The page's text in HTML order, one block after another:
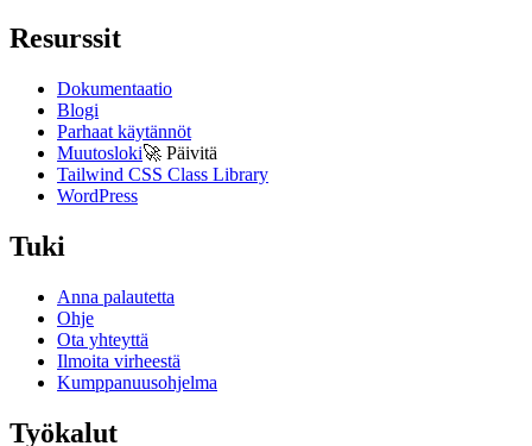
Resurssit
Dokumentaatio
Blogi
Parhaat käytännöt
Muutosloki🚀 Päivitä
Tailwind CSS Class Library
WordPress
Tuki
Anna palautetta
Ohje
Ota yhteyttä
Ilmoita virheestä
Kumppanuusohjelma
Työkalut